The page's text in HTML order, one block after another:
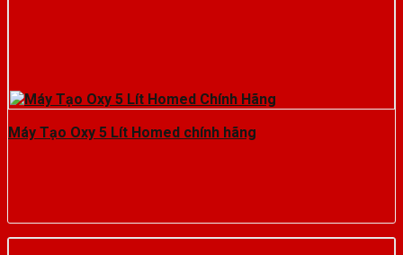
Máy Tạo Oxy 5 Lít Homed chính hãng